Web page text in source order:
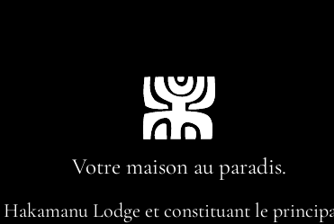
Votre maison au paradis.
Lodge et constituant le